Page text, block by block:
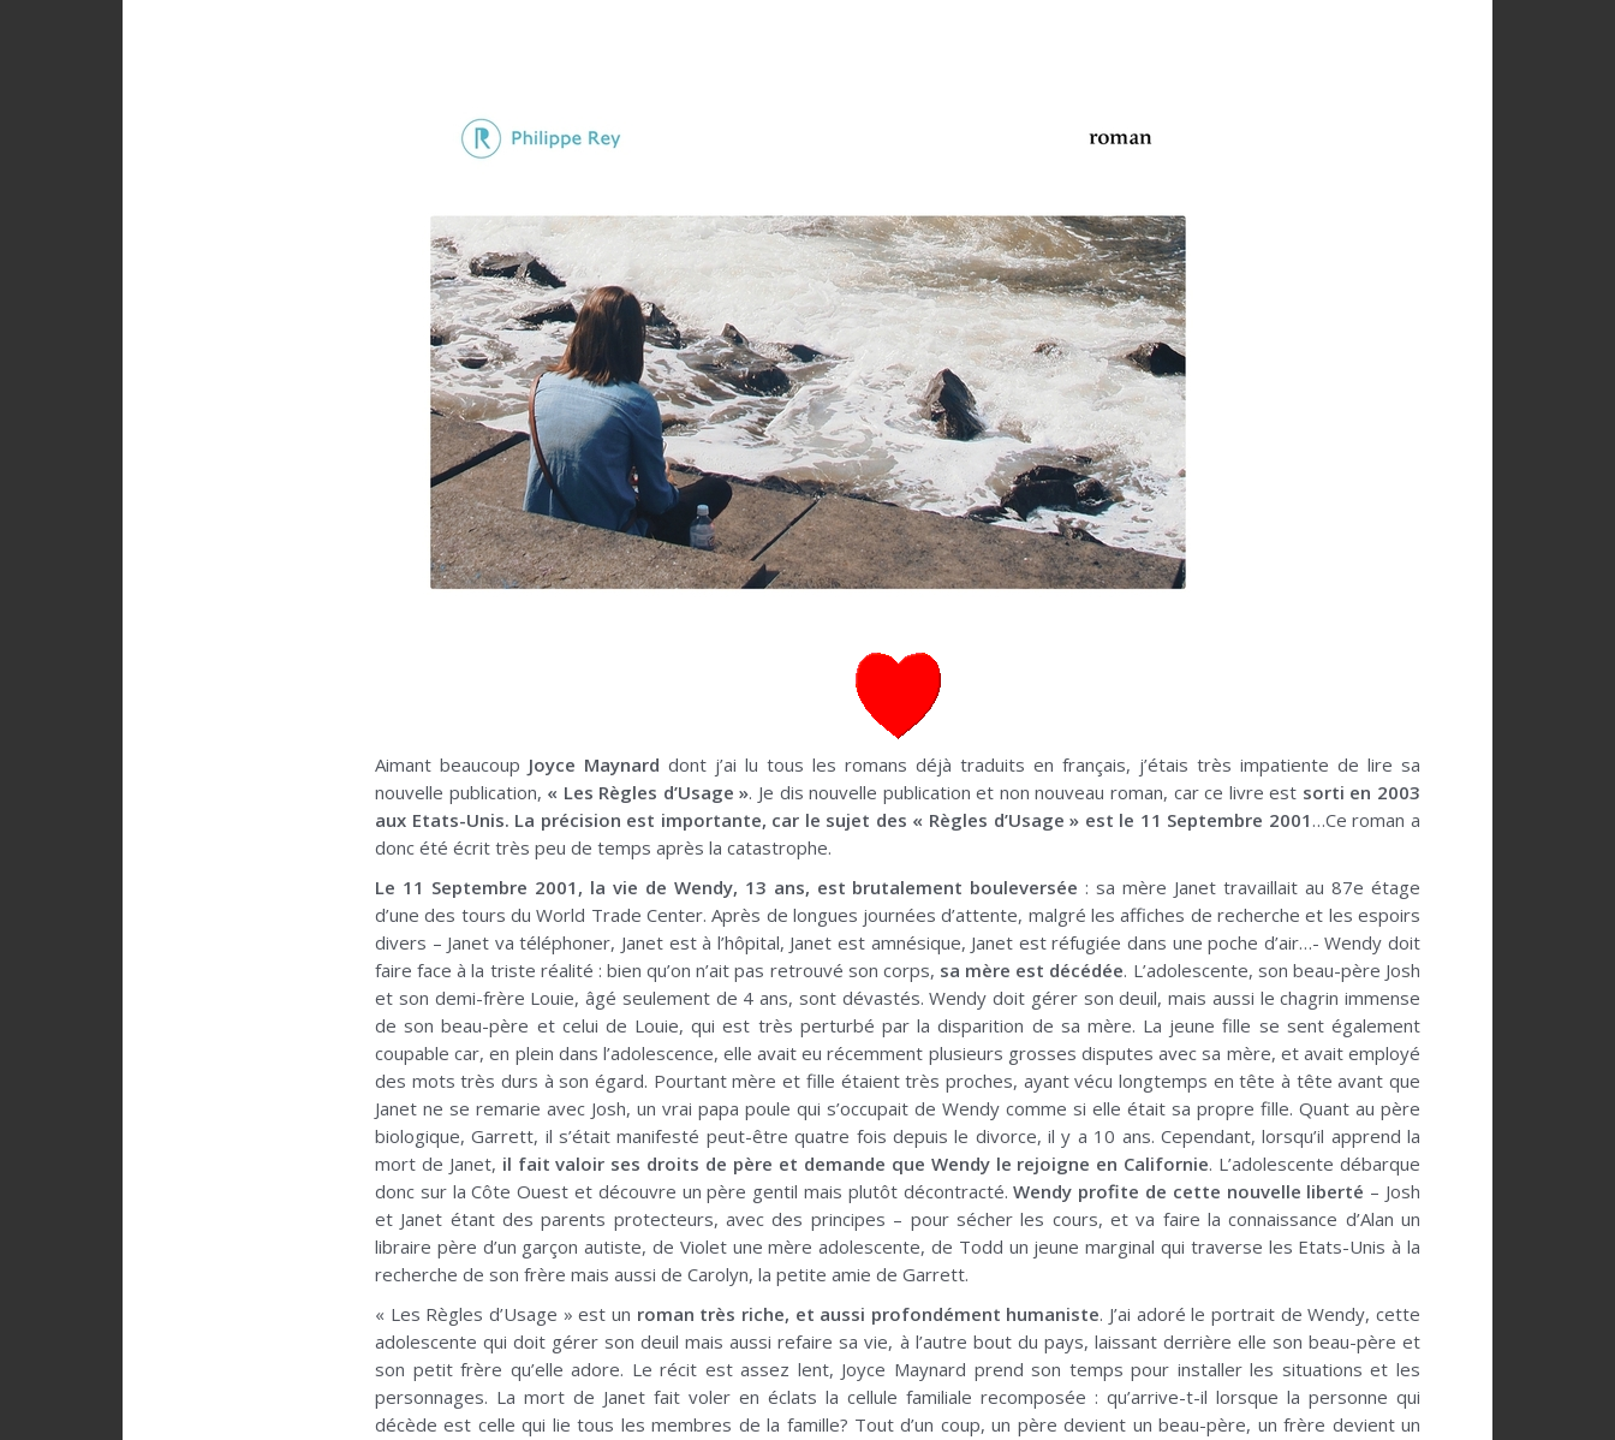
Aimant beaucoup Joyce Maynard dont j’ai lu tous les romans déjà traduits en français, j’étais très impatiente de lire sa
nouvelle publication, « Les Règles d’Usage ». Je dis nouvelle publication et non nouveau roman, car ce livre est sorti en 2003
aux Etats-Unis. La précision est importante, car le sujet des « Règles d’Usage » est le 11 Septembre 2001 …Ce roman a
donc été écrit très peu de temps après la catastrophe.
Le 11 Septembre 2001, la vie de Wendy, 13 ans, est brutalement bouleversée : sa mère Janet travaillait au 87e étage
d’une des tours du World Trade Center. Après de longues journées d’attente, malgré les affiches de recherche et les espoirs
divers – Janet va téléphoner, Janet est à l’hôpital, Janet est amnésique, Janet est réfugiée dans une poche d’air…- Wendy doit
faire face à la triste réalité : bien qu’on n’ait pas retrouvé son corps, sa mère est décédée. L’adolescente, son beau-père Josh
et son demi-frère Louie, âgé seulement de 4 ans, sont dévastés. Wendy doit gérer son deuil, mais aussi le chagrin immense
de son beau-père et celui de Louie, qui est très perturbé par la disparition de sa mère. La jeune fille se sent également
coupable car, en plein dans l’adolescence, elle avait eu récemment plusieurs grosses disputes avec sa mère, et avait employé
des mots très durs à son égard. Pourtant mère et fille étaient très proches, ayant vécu longtemps en tête à tête avant que
Janet ne se remarie avec Josh, un vrai papa poule qui s’occupait de Wendy comme si elle était sa propre fille. Quant au père
biologique, Garrett, il s’était manifesté peut-être quatre fois depuis le divorce, il y a 10 ans. Cependant, lorsqu’il apprend la
mort de Janet, il fait valoir ses droits de père et demande que Wendy le rejoigne en Californie. L’adolescente débarque
donc sur la Côte Ouest et découvre un père gentil mais plutôt décontracté.Wendy profite de cette nouvelle liberté – Josh
et Janet étant des parents protecteurs, avec des principes – pour sécher les cours, et va faire la connaissance d’Alan un
libraire père d’un garçon autiste, de Violet une mère adolescente, de Todd un jeune marginal qui traverse les Etats-Unis à la
recherche de son frère mais aussi de Carolyn, la petite amie de Garrett.
« Les Règles d’Usage » est un roman très riche, et aussi profondément humaniste. J’ai adoré le portrait de Wendy, cette
adolescente qui doit gérer son deuil mais aussi refaire sa vie, à l’autre bout du pays, laissant derrière elle son beau-père et
son petit frère qu’elle adore. Le récit est assez lent, Joyce Maynard prend son temps pour installer les situations et les
personnages. La mort de Janet fait voler en éclats la cellule familiale recomposée : qu’arrive-t-il lorsque la personne qui
décède est celle qui lie tous les membres de la famille? Tout d’un coup, un père devient un beau-père, un frère devient un